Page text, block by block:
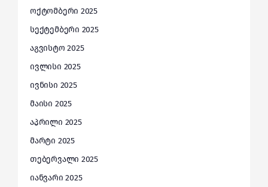
ოქტომბერი 2025
სექტემბერი 2025
აგვისტო 2025
ივლისი 2025
ივნისი 2025
მაისი 2025
აპრილი 2025
მარტი 2025
თებერვალი 2025
იანვარი 2025